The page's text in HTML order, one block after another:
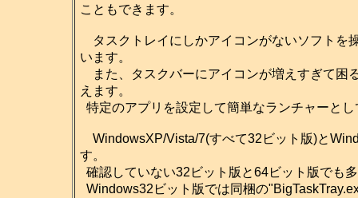
こともできます。
タスクトレイにしかアイコンがないソフトを
います。
また、タスクバーにアイコンが増えすぎて困
えます。
特定のアプリを設定して簡単なランチャーと
WindowsXP/Vista/7(すべて32ビット版)と
す。
確認していない32ビット版と64ビット版でも
Windows32ビット版では同梱の